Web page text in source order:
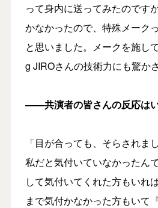
って身内に送ってみたのです
かなかったので、特殊メーク
と思いました。メークを施し
g JIROさんの技術力にも驚か
――共演者の皆さんの反応は
「目が合っても、そらされま
私だと気付いていなかったん
して気付いてくれた方もいれ
まで気付かなかった方もいて